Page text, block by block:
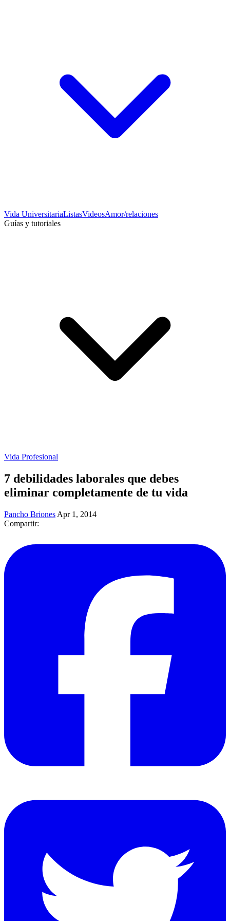
Vida UniversitariaListasVideosAmor/relaciones
Guías y tutoriales
Vida Profesional
7 debilidades laborales que debes
eliminar completamente de tu vida
Pancho Briones Apr 1, 2014
Compartir: